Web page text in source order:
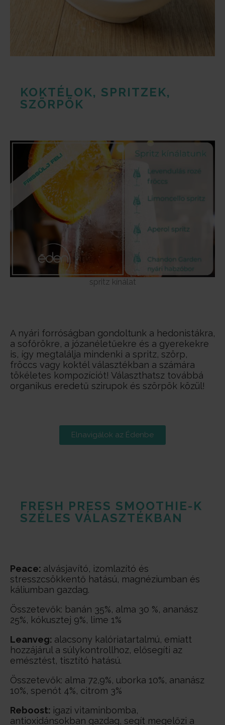
KOKTÉLOK, SPRITZEK,
SZÖRPÖK
spritz kínálat
A nyári forróságban gondoltunk a hedonistákra,
a sofőrökre, a józanéletűekre és a gyerekekre
is, így megtalálja mindenki a spritz, szörp,
fröccs vagy koktél választékban a számára
tökéletes kompozíciót! Választhatsz továbbá
organikus eredetű szirupok és szörpök közül!
Elnavigálok az Édenbe
FRESH PRESS SMOOTHIE-K
SZÉLES VÁLASZTÉKBAN
Peace: alvásjavító, izomlazító és
stresszcsökkentő hatású, magnéziumban és
káliumban gazdag.
Összetevők: banán 35%, alma 30 %, ananász
25%, kókusztej 9%, lime 1%
Leanveg: alacsony kalóriatartalmú, emiatt
hozzájárul a súlykontrollhoz, elősegíti az
emésztést, tisztító hatású.
Összetevők: alma 72,9%, uborka 10%, ananász
10%, spenót 4%, citrom 3%
Reboost: igazi vitaminbomba,
antioxidánsokban gazdag, segít megelőzi a